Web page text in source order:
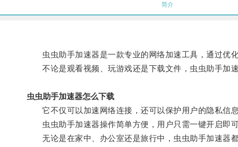
简介
虫虫助手加速器是一款专业的网络加速工具，通过优化
不论是观看视频、玩游戏还是下载文件，虫虫助手加速
虫虫助手加速器怎么下载
它不仅可以加速网络连接，还可以保护用户的隐私信息
虫虫助手加速器操作简单方便，用户只需一键开启即可
无论是在家中、办公室还是旅行中，虫虫助手加速器都